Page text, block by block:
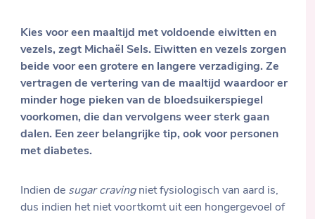
Kies voor een maaltijd met voldoende eiwitten en
vezels, zegt Michaël Sels. Eiwitten en vezels zorgen
beide voor een grotere en langere verzadiging. Ze
vertragen de vertering van de maaltijd waardoor er
minder hoge pieken van de bloedsuikerspiegel
voorkomen, die dan vervolgens weer sterk gaan
dalen. Een zeer belangrijke tip, ook voor personen
met diabetes.
Indien de sugar cravingniet fysiologisch van aard is,
dus indien het niet voortkomt uit een hongergevoel of